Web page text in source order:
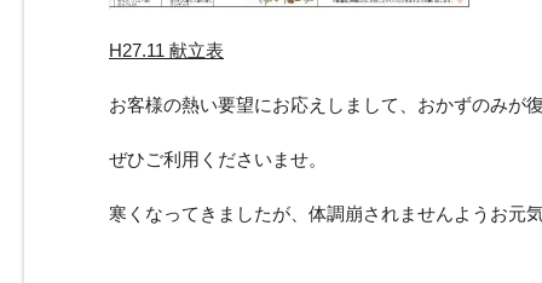
H27.11 献立表
お客様の熱い要望にお応えしまして、おかずのみが
ぜひご利用くださいませ。
寒くなってきましたが、体調崩されませんようお元